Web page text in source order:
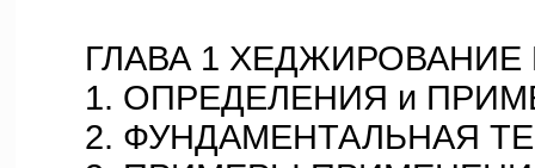
ГЛАВА 1 ХЕДЖИРОВАНИЕ
1. ОПРЕДЕЛЕНИЯ и
2. ФУНДАМЕНТАЛЬНАЯ